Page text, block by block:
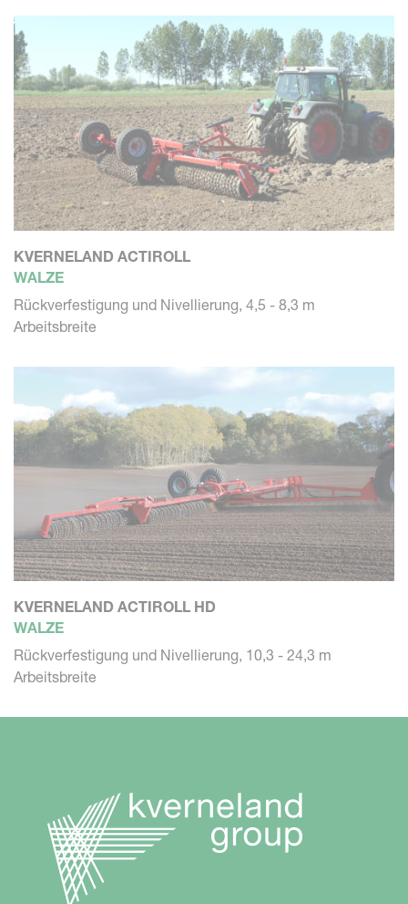
KVERNELAND ACTIROLL
WALZE
Rückverfestigung und Nivellierung, 4,5 - 8,3 m
Arbeitsbreite
KVERNELAND ACTIROLL HD
WALZE
Rückverfestigung und Nivellierung, 10,3 - 24,3 m
Arbeitsbreite